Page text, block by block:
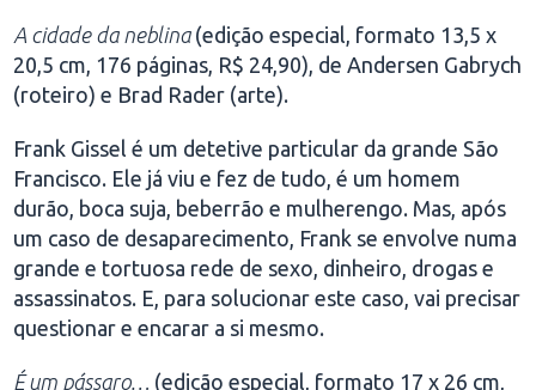
A cidade da neblina(edição especial, formato 13,5 x
20,5 cm, 176 páginas, R$ 24,90), de Andersen Gabrych
(roteiro) e Brad Rader (arte).
Frank Gissel é um detetive particular da grande São
Francisco. Ele já viu e fez de tudo, é um homem
durão, boca suja, beberrão e mulherengo. Mas, após
um caso de desaparecimento, Frank se envolve numa
grande e tortuosa rede de sexo, dinheiro, drogas e
assassinatos. E, para solucionar este caso, vai precisar
questionar e encarar a si mesmo.
É um pássaro… (edição especial, formato 17 x 26 cm,